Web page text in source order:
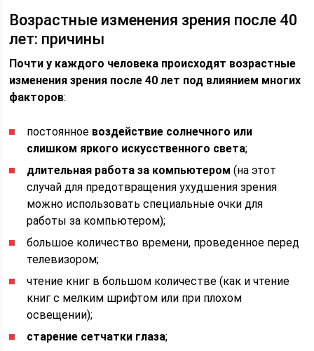
Возрастные изменения зрения после 40
лет: причины
Почти у каждого человека происходят возрастные
изменения зрения после 40 лет под влиянием многих
факторов:
постоянное воздействие солнечного или
слишком яркого искусственного света;
длительная работа за компьютером (на этот
случай для предотвращения ухудшения зрения
можно использовать специальные очки для
работы за компьютером);
большое количество времени, проведенное перед
телевизором;
чтение книг в большом количестве (как и чтение
книг с мелким шрифтом или при плохом
освещении);
старение сетчатки глаза;